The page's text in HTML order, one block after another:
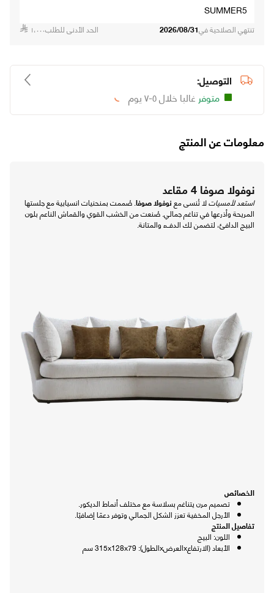
SUMMER5
تنتهي الصلاحية في2026/08/31 الحد الأدنى للطلب١،٠٠٠
التوصيل:
متوفر غالبا خلال ٥-٧ يوم Loading...
معلومات عن المنتج
نوفولا صوفا 4 مقاعد
استعد لأمسياتلا تُنسى معنوفولا صوفا. صُممت بمنحنيات انسيابية مع جلستها
المريحة وأذرعها في تناغم جمالي. صُنعت من الخشب القوي والقماش الناعم بلون
البيج الدافئ، لتضمن لك الدفء والمتانة.
الخصائص
تصميم مرن يتناغم بسلاسة مع مختلف أنماط الديكور.
الأرجل المخفية تعزز الشكل الجمالي وتوفر دعمًا إضافيًا.
تفاصيل المنتج
اللون: البيج
الأبعاد (الارتفاعxالعرضxالطول): 315x128x79 سم